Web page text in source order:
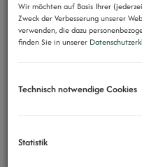
Wir möchten auf Basis Ihrer
Zweck der Verbesserung unserer
verwenden, die dazu
finden Sie in unserer
Technisch notwendige Cookies
Statistik